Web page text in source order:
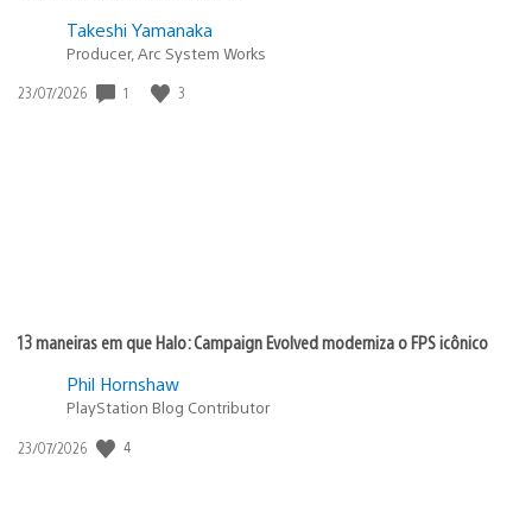
Takeshi Yamanaka
Producer, Arc System Works
Data
23/07/2026 1 3
13 maneiras em que Halo: Campaign Evolved moderniza o FPS icônico
Phil Hornshaw
PlayStation Blog Contributor
Data
23/07/2026 4